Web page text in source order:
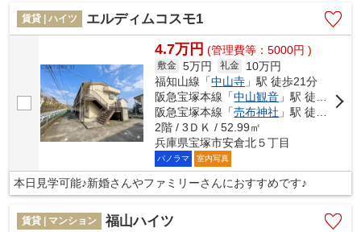
賃貸 | ハイツ エルディムコスモ1
4.7万円 (管理費等：5000円 )
敷金 5万円 礼金
10万円
福知山線「中山寺 」駅 徒歩21分
阪急宝塚本線「中山観音 」駅 徒歩26分
阪急宝塚本線「売布神社 」駅 徒歩26分
2階 / 3ＤＫ / 52.99㎡
兵庫県宝塚市安倉北５丁目
パノラマ 室内写真
本日見学可能♪新婚さんやファミリーさんにおすすめです♪
賃貸 | マンション 福山ハイツ